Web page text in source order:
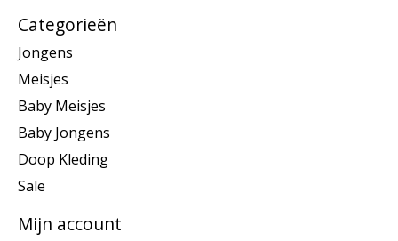
Categorieën
Jongens
Meisjes
Baby Meisjes
Baby Jongens
Doop Kleding
Sale
Mijn account